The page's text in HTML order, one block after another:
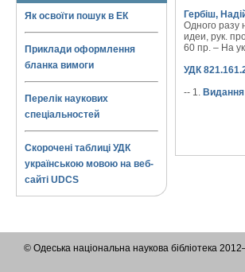
Як освоїти пошук в ЕК
Приклади оформлення
бланка вимоги
Перелік наукових
спеціальностей
Скорочені таблиці УДК
українською мовою на веб-
сайті UDCS
Гербіш,
Одного разу
идеи, рук.
60 пр. – На
УДК
-- 1.
© Одеська національна наукова бібліотека